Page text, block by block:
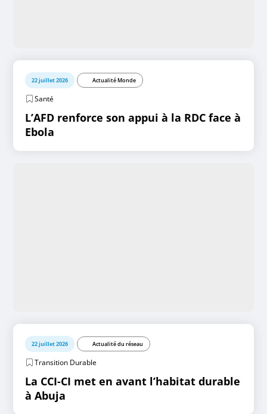
22 juillet 2026 Actualité Monde
Santé
L’AFD renforce son appui à la RDC face à
Ebola
22 juillet 2026 Actualité du réseau
Transition Durable
La CCI-CI met en avant l’habitat durable
à Abuja